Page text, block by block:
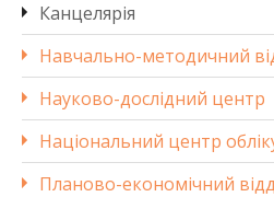
Канцелярія
Навчально-методичний
Науково-дослідний центр
Національний центр
Планово-економічний